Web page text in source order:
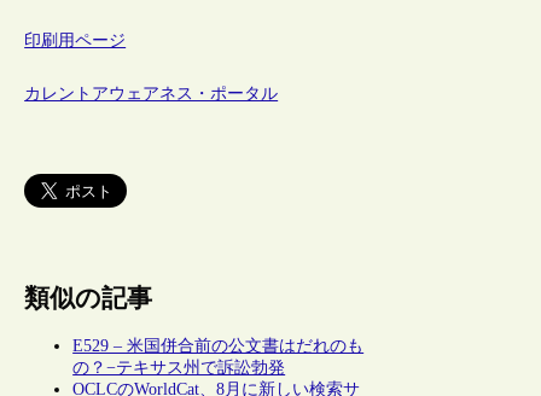
印刷用ページ
カレントアウェアネス・ポータル
類似の記事
E529 – 米国併合前の公文書はだれのも
の？−テキサス州で訴訟勃発
OCLCのWorldCat、8月に新しい検索サ